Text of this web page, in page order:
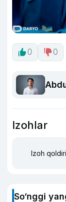
0 0
Izohlar
Izoh
So‘nggi